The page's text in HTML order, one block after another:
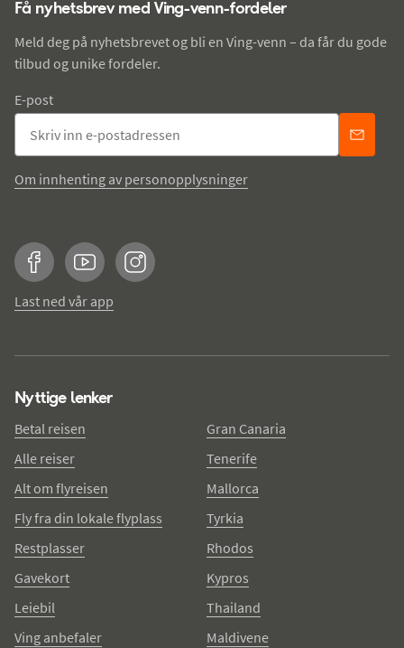
Få nyhetsbrev med Ving-venn-fordeler
Meld deg på nyhetsbrevet og bli en Ving-venn – da får du gode
tilbud og unike fordeler.
E-post
Om innhenting av personopplysninger
FacebookYouTubeInstagram
Last ned vår app
Nyttige lenker
Betal reisen
Alle reiser
Alt om flyreisen
Fly fra din lokale flyplass
Restplasser
Gavekort
Leiebil
Ving anbefaler
Gran Canaria
Tenerife
Mallorca
Tyrkia
Rhodos
Kypros
Thailand
Maldivene